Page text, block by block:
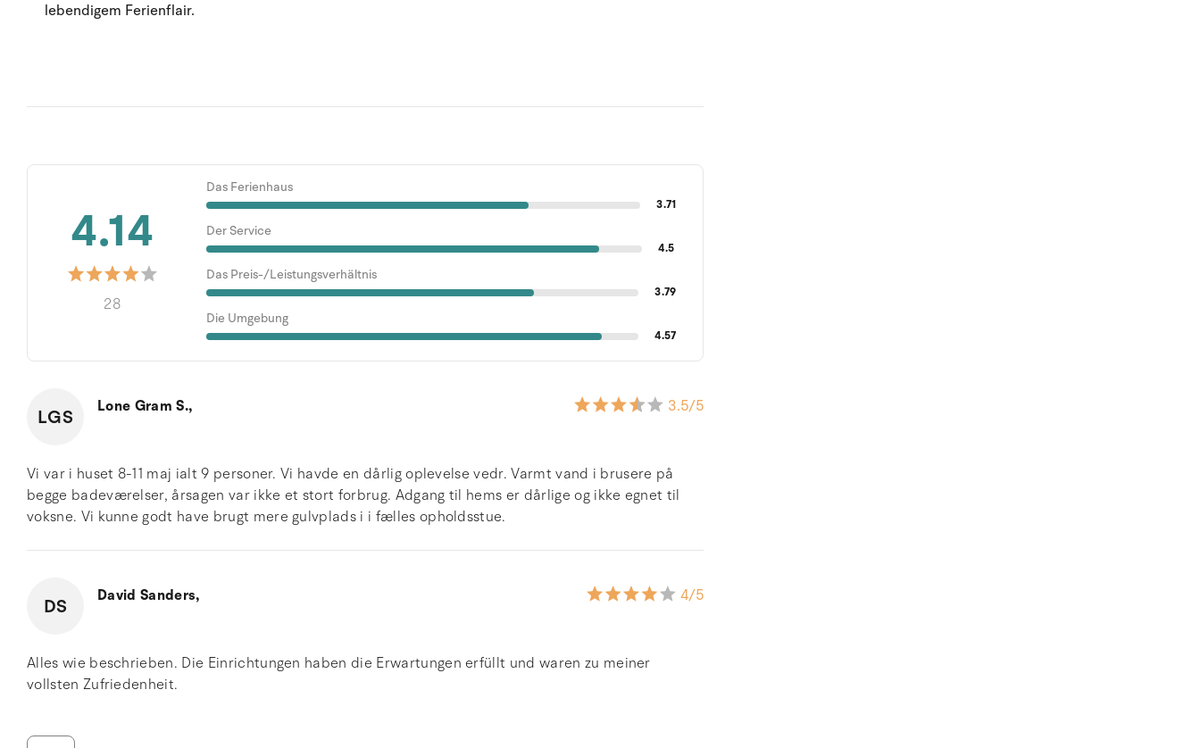
lebendigem Ferienflair.
4.14
28
Das Ferienhaus
3.71
Der Service
4.5
Das Preis-/Leistungsverhältnis
3.79
Die Umgebung
4.57
LGS Lone Gram S., 3.5/5
Vi var i huset 8-11 maj ialt 9 personer. Vi havde en dårlig oplevelse vedr. Varmt vand i brusere på
begge badeværelser, årsagen var ikke et stort forbrug. Adgang til hems er dårlige og ikke egnet til
voksne. Vi kunne godt have brugt mere gulvplads i i fælles opholdsstue.
DS David Sanders, 4/5
Alles wie beschrieben. Die Einrichtungen haben die Erwartungen erfüllt und waren zu meiner
vollsten Zufriedenheit.